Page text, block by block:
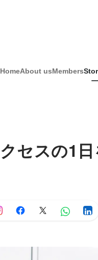
HomeAbout usMembers
セスの1